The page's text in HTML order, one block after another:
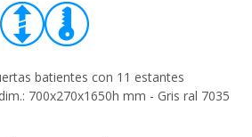
batientes con 11 estantes
700x270x1650h mm - Gris ral 7035